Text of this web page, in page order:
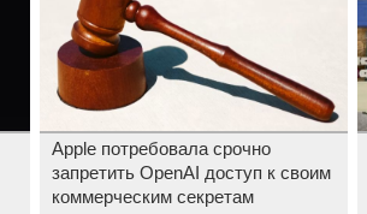
Apple потребовала срочно
запретить OpenAI доступ к своим
коммерческим секретам